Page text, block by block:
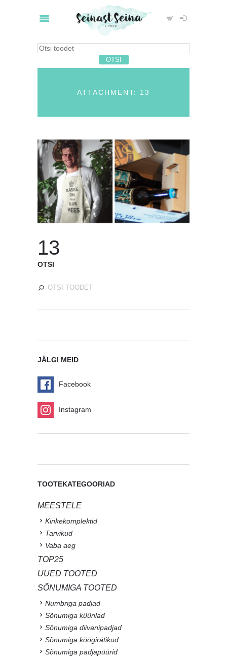
ATTACHMENT: 13
13
OTSI
JÄLGI MEID
Facebook
Instagram
TOOTEKATEGOORIAD
MEESTELE
Kinkekomplektid
Tarvikud
Vaba aeg
TOP25
UUED TOOTED
SÕNUMIGA TOOTED
Numbriga padjad
Sõnumiga küünlad
Sõnumiga diivanipadjad
Sõnumiga köögirätikud
Sõnumiga padjapüürid